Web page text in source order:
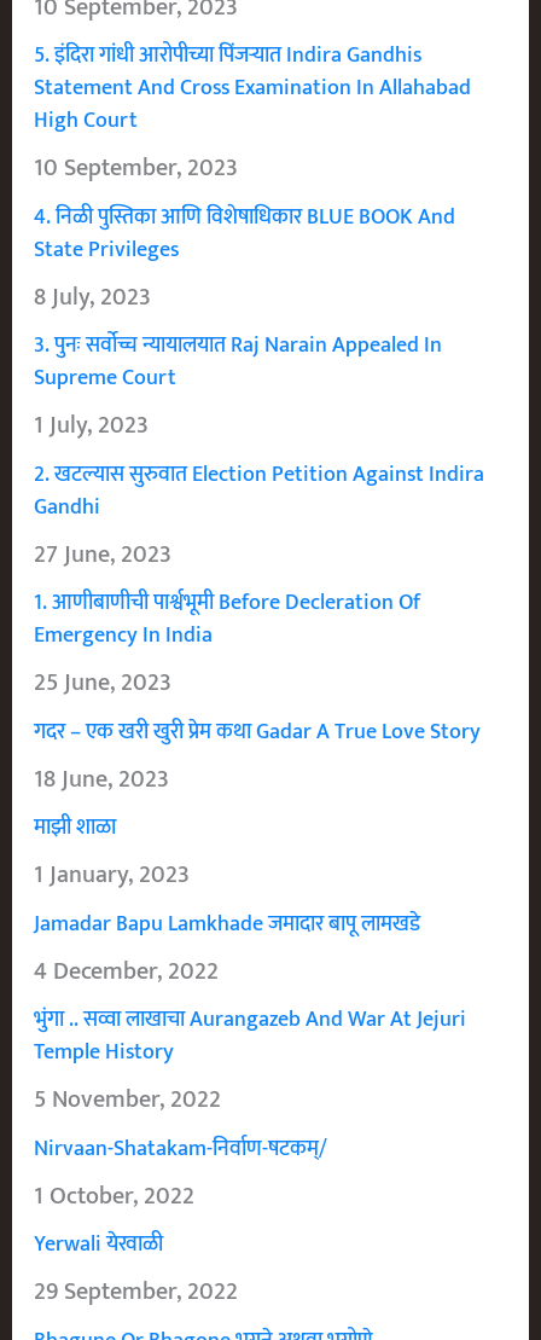
5. इंदिरा गांधी आरोपीच्या पिंजऱ्यात Indira Gandhis
Statement And Cross Examination In Allahabad
High Court
10 September, 2023
4. निळी पुस्तिका आणि विशेषाधिकार BLUE BOOK And
State Privileges
8 July, 2023
3. पुनः सर्वोच्च न्यायालयात Raj Narain Appealed In
Supreme Court
1 July, 2023
2. खटल्यास सुरुवात Election Petition Against Indira
Gandhi
27 June, 2023
1. आणीबाणीची पार्श्वभूमी Before Decleration Of
Emergency In India
25 June, 2023
गदर – एक खरी खुरी प्रेम कथा Gadar A True Love Story
18 June, 2023
माझी शाळा
1 January, 2023
Jamadar Bapu Lamkhade जमादार बापू लामखडे
4 December, 2022
भुंगा .. सव्वा लाखाचा Aurangazeb And War At Jejuri
Temple History
5 November, 2022
Nirvaan-Shatakam-निर्वाण-षटकम्/
1 October, 2022
Yerwali येरवाळी
29 September, 2022